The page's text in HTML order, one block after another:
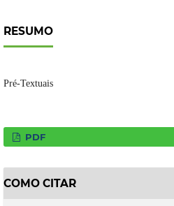
RESUMO
Pré-Textuais
PDF
COMO CITAR